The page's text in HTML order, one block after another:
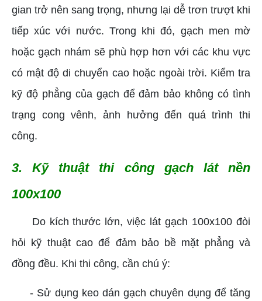
gian trở nên sang trọng, nhưng lại dễ trơn trượt khi
tiếp xúc với nước. Trong khi đó, gạch men mờ
hoặc gạch nhám sẽ phù hợp hơn với các khu vực
có mật độ di chuyển cao hoặc ngoài trời. Kiểm tra
kỹ độ phẳng của gạch để đảm bảo không có tình
trạng cong vênh, ảnh hưởng đến quá trình thi
công.
3. Kỹ thuật thi công gạch lát nền
100x100
Do kích thước lớn, việc lát gạch 100x100 đòi
hỏi kỹ thuật cao để đảm bảo bề mặt phẳng và
đồng đều. Khi thi công, cần chú ý:
- Sử dụng keo dán gạch chuyên dụng để tăng